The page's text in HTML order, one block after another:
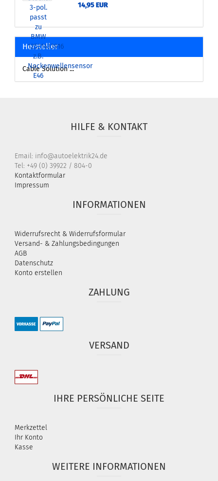
14,95 EUR
Hersteller
Cable Solution ...
HILFE & KONTAKT
Email: info@autoelektrik24.de
Tel: +49 (0) 39922 / 804-0
Kontaktformular
Impressum
INFORMATIONEN
Widerrufsrecht & Widerrufsformular
Versand- & Zahlungsbedingungen
AGB
Datenschutz
Konto erstellen
ZAHLUNG
VERSAND
IHRE PERSÖNLICHE SEITE
Merkzettel
Ihr Konto
Kasse
WEITERE INFORMATIONEN